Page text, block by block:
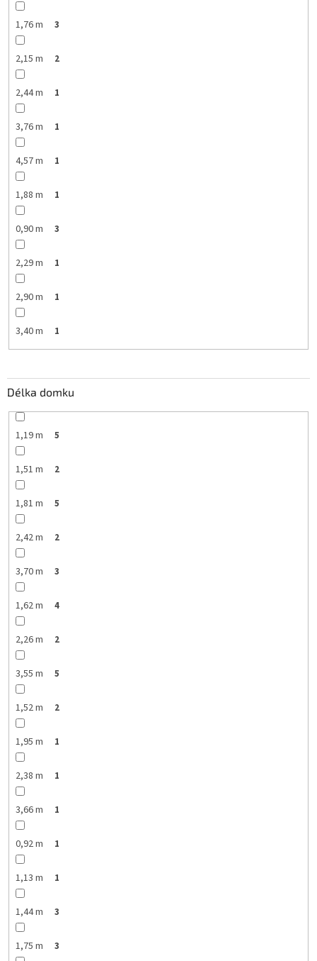
1,76 m 3
2,15 m 2
2,44 m 1
3,76 m 1
4,57 m 1
1,88 m 1
0,90 m 3
2,29 m 1
2,90 m 1
3,40 m 1
Délka domku
1,19 m 5
1,51 m 2
1,81 m 5
2,42 m 2
3,70 m 3
1,62 m 4
2,26 m 2
3,55 m 5
1,52 m 2
1,95 m 1
2,38 m 1
3,66 m 1
0,92 m 1
1,13 m 1
1,44 m 3
1,75 m 3